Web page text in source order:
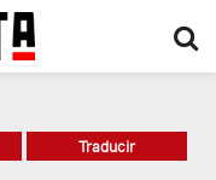
Traducir